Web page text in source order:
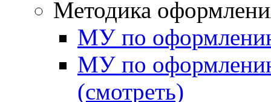
Методика
МУ по
МУ по
(смотреть)